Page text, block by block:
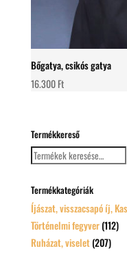
Bőgatya, csikós gatya
16.300Ft
Termékkereső
Keresés
a
Termékkategóriák
Íjászat, visszacsapó íj,
Történelmi fegyver (112)
Ruházat, viselet (207)